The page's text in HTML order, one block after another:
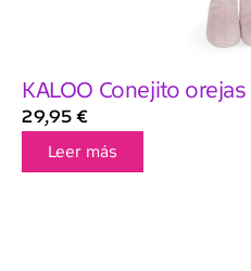
KALOO Conejito
29,95 €
Leer más